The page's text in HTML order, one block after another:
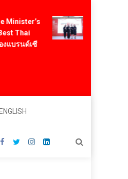
นด์เซี
Vitafoods
สารสกัดไทย ชู
ENGLISH